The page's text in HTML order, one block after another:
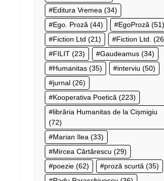
Editura Vremea (34)
Ego. Proză (44) EgoProză (51)
Fiction Ltd (21) Fiction Ltd.
FILIT (23) Gaudeamus (34)
Humanitas (35) interviu (50)
jurnal (26)
Kooperativa Poetică (223)
librăria Humanitas de la Cișmigiu
(72)
Marian Ilea (33)
Mircea Cărtărescu (29)
poezie (62) proză scurtă (35)